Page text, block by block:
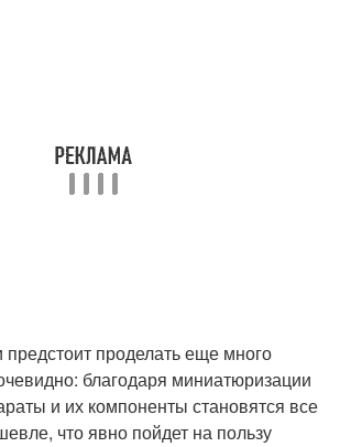
предстоит проделать еще много
благодаря миниатюризации
и их компоненты становятся все
что явно пойдет на пользу